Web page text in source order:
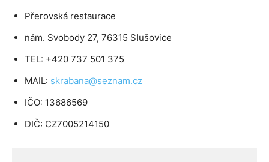
Přerovská restaurace
nám. Svobody 27, 76315 Slušovice
TEL: +420 737 501 375
MAIL: skrabana@seznam.cz
IČO: 13686569
DIČ: CZ7005214150